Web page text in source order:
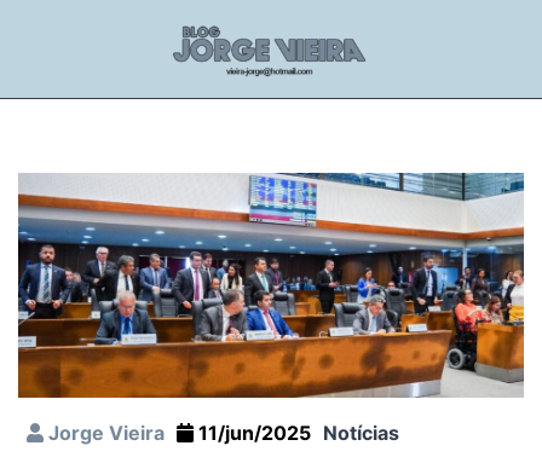
Jorge Vieira 11/jun/2025 Notícias